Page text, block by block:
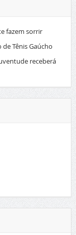
fazem sorrir
Tênis Gaúcho
receberá